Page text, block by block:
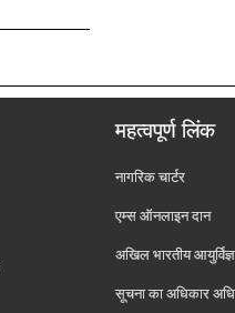
महत्वपूर्ण लिंक
नागरिक चार्टर
एम्स ऑनलाइन दान
अखिल भारतीय
सूचना का अधिकार